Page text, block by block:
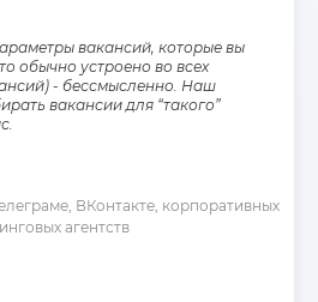
вакансий, которые вы
обычно устроено во всех
- бессмысленно. Наш
вакансии для “такого”
ВКонтакте, корпоративных
агентств